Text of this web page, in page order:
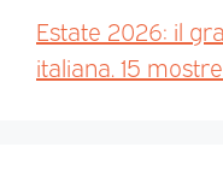
Estate 2026: il
italiana. 15